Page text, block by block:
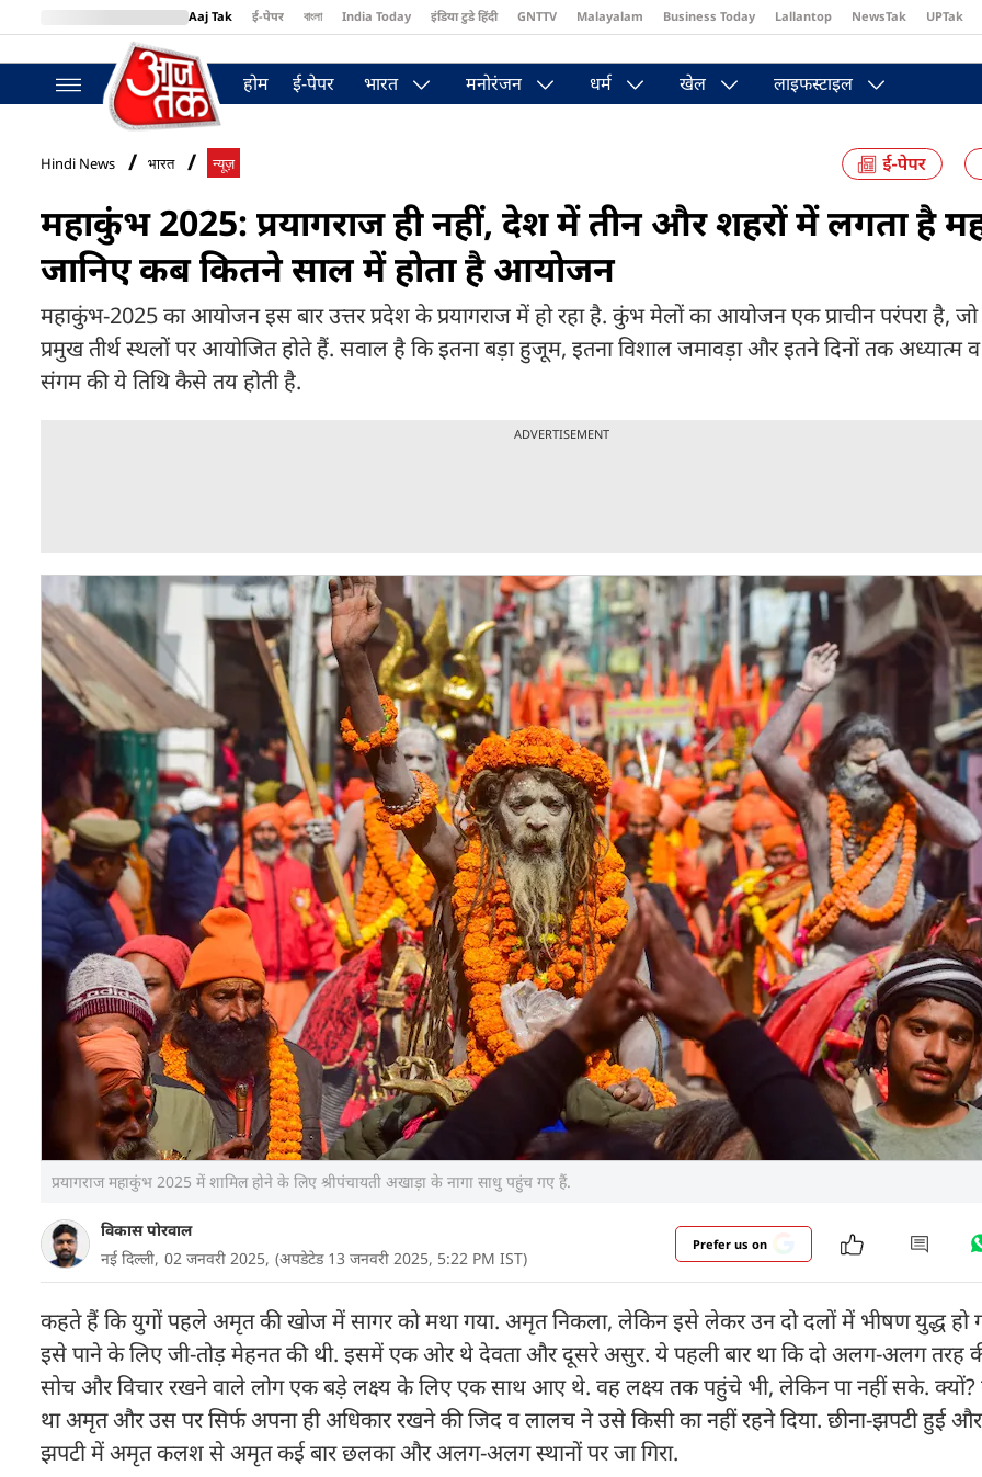
Aaj Tak ई-पेपर বাংলা India Today इंडिया टुडे हिंदी GNTTV Malayalam Business Today Lallantop NewsTak UPTak
BT Bazaar
होम ई-पेपर भारत मनोरंजन धर्म खेल लाइफस्टाइल
Hindi News भारत न्यूज़
महाकुंभ 2025: प्रयागराज ही नहीं, देश में तीन और शहरों में लगता है
जानिए कब कितने साल में होता है आयोजन
महाकुंभ-2025 का आयोजन इस बार उत्तर प्रदेश के प्रयागराज में हो रहा है. कुंभ मेलों का आयोजन एक प्राचीन परंपरा है,
प्रमुख तीर्थ स्थलों पर आयोजित होते हैं. सवाल है कि इतना बड़ा हुजूम, इतना विशाल जमावड़ा और इतने दिनों तक अध्यात्म
संगम की ये तिथि कैसे तय होती है.
ADVERTISEMENT
प्रयागराज महाकुंभ 2025 में शामिल होने के लिए श्रीपंचायती अखाड़ा के नागा साधु पहुंच गए हैं.
विकास पोरवाल
नई दिल्ली, 02 जनवरी 2025, (अपडेटेड 13 जनवरी 2025, 5:22 PM IST)
Prefer us on
कहते हैं कि युगों पहले अमृत की खोज में सागर को मथा गया. अमृत निकला, लेकिन इसे लेकर उन दो दलों में भीषण युद्ध हो
इसे पाने के लिए जी-तोड़ मेहनत की थी. इसमें एक ओर थे देवता और दूसरे असुर. ये पहली बार था कि दो अलग-अलग तरह
सोच और विचार रखने वाले लोग एक बड़े लक्ष्य के लिए एक साथ आए थे. वह लक्ष्य तक पहुंचे भी, लेकिन पा नहीं सके. क्यों?
था अमृत और उस पर सिर्फ अपना ही अधिकार रखने की जिद व लालच ने उसे किसी का नहीं रहने दिया. छीना-झपटी हुई
झपटी में अमृत कलश से अमृत कई बार छलका और अलग-अलग स्थानों पर जा गिरा.